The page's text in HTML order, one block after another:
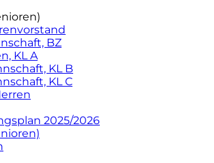
BZ
KL A
KL B
KL C
2025/2026